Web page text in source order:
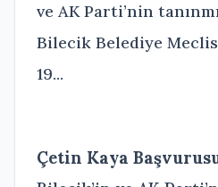
ve AK Parti’nin
Bilecik Belediye
19...
Çetin Kaya